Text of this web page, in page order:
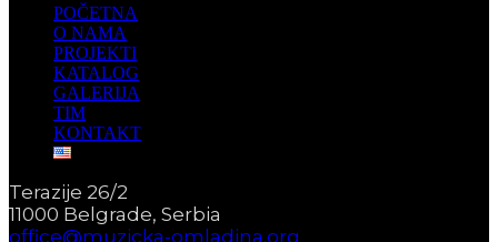
POČETNA
O NAMA
PROJEKTI
KATALOG
GALERIJA
TIM
KONTAKT
Terazije 26/2
11000 Belgrade, Serbia
office@muzicka-omladina.org